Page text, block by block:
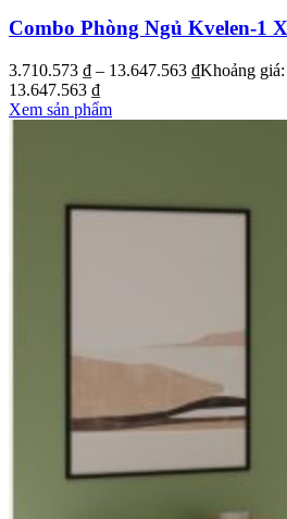
Combo Phòng Ngủ Kvelen-1
3.710.573 ₫ – 13.647.563 ₫Khoảng
13.647.563 ₫
Xem sản phẩm